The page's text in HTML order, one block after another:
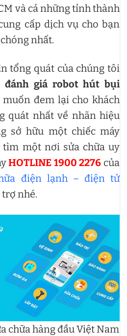
và cả những tỉnh thành
cấp dịch vụ cho bạn
nhất.
tổng quát của chúng tôi
đánh giá robot hút bụi
đem lại cho khách
quát nhất về nhãn hiệu
sở hữu một chiếc máy
một nơi sửa chữa uy
HOTLINE 1900 2276 của
điện lạnh – điện tử
trợ nhé.
chữa hàng đầu Việt Nam